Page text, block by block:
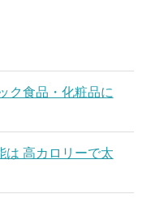
ク食品・化粧品に
は 高カロリーで太